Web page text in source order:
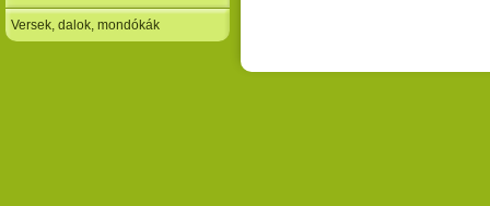
Versek, dalok, mondókák